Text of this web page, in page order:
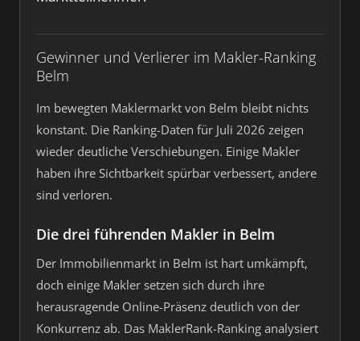
Gewinner und Verlierer im Makler-Ranking
Belm
Im bewegten Maklermarkt von Belm bleibt nichts
konstant. Die Ranking-Daten für Juli 2026 zeigen
wieder deutliche Verschiebungen. Einige Makler
haben ihre Sichtbarkeit spürbar verbessert, andere
sind verloren.
Die drei führenden Makler in Belm
Der Immobilienmarkt in Belm ist hart umkämpft,
doch einige Makler setzen sich durch ihre
herausragende Online-Präsenz deutlich von der
Konkurrenz ab. Das MaklerRank-Ranking analysiert